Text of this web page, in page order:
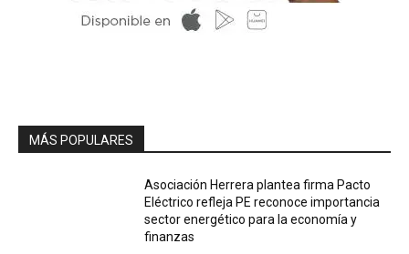
MÁS POPULARES
Asociación Herrera plantea firma Pacto
Eléctrico refleja PE reconoce importancia
sector energético para la economía y
finanzas